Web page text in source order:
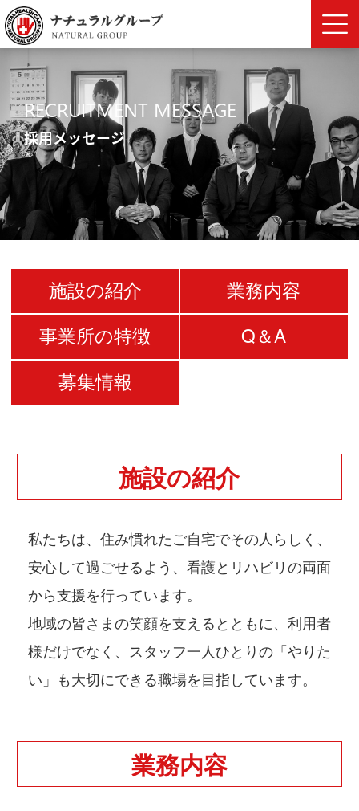
RECRUITMENT MESSAGE
採用メッセージ
施設の紹介
業務内容
事業所の特徴
Q＆A
募集情報
施設の紹介
私たちは、住み慣れたご自宅でその人らしく、
安心して過ごせるよう、看護とリハビリの両面
から支援を行っています。
地域の皆さまの笑顔を支えるとともに、利用者
様だけでなく、スタッフ一人ひとりの「やりた
い」も大切にできる職場を目指しています。
業務内容